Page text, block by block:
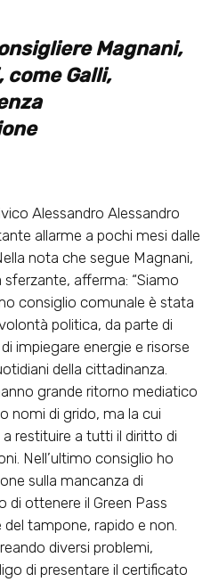
Magnani,
come Galli,
Alessandro Alessandro
allarme a pochi mesi dalle
nota che segue Magnani,
afferma: “Siamo
consiglio comunale è stata
politica, da parte di
impiegare energie e risorse
della cittadinanza.
grande ritorno mediatico
nomi di grido, ma la cui
restituire a tutti il diritto di
Nell’ultimo consiglio ho
sulla mancanza di
di ottenere il Green Pass
tampone, rapido e non.
diversi problemi,
di presentare il certificato